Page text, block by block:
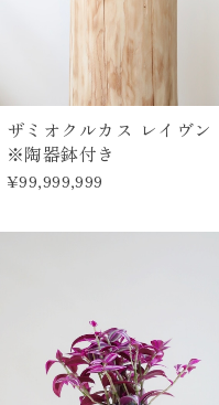
ザミオクルカス レイヴン
※陶器鉢付き
¥99,999,999